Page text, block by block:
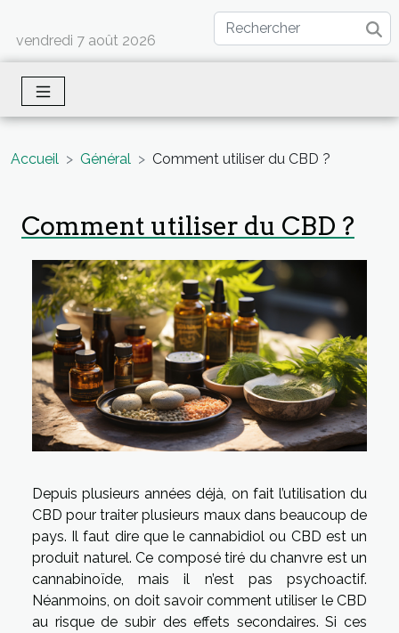
vendredi 7 août 2026
Accueil Général Comment utiliser du CBD ?
Comment utiliser du CBD ?
Depuis plusieurs années déjà, on fait l’utilisation du
CBD pour traiter plusieurs maux dans beaucoup de
pays. Il faut dire que le cannabidiol ou CBD est un
produit naturel. Ce composé tiré du chanvre est un
cannabinoïde, mais il n’est pas psychoactif.
Néanmoins, on doit savoir comment utiliser le CBD
au risque de subir des effets secondaires. Si ces